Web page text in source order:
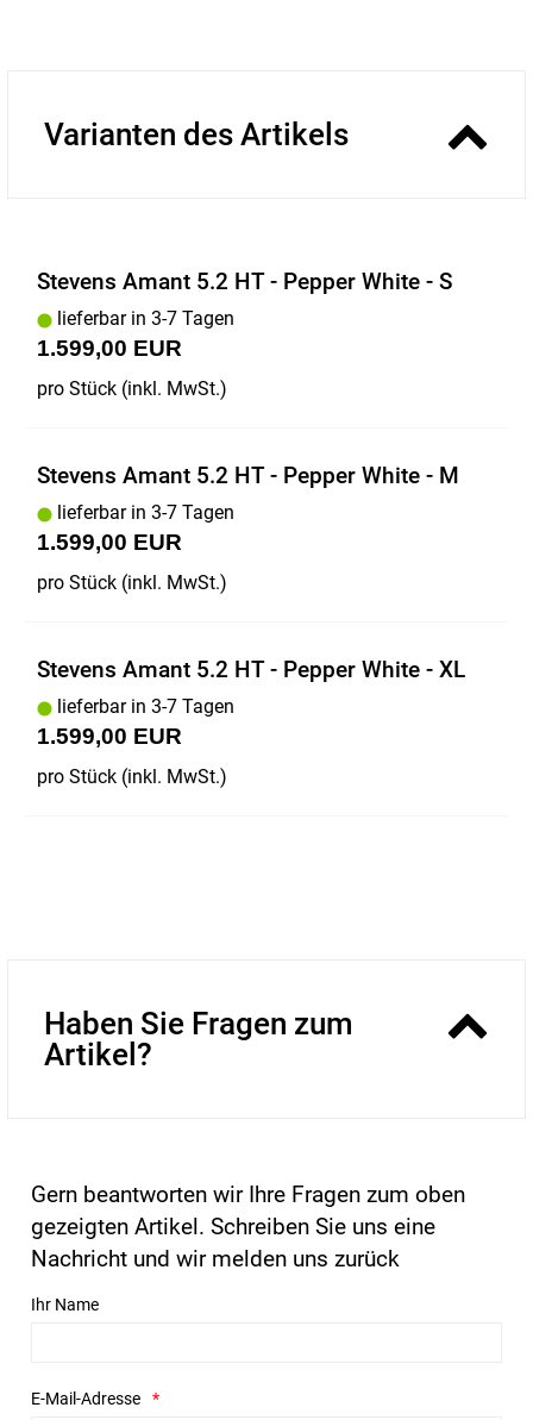
Varianten des Artikels
Stevens Amant 5.2 HT - Pepper White - S
lieferbar in 3-7 Tagen
1.599,00 EUR
pro Stück (inkl. MwSt.)
Stevens Amant 5.2 HT - Pepper White - M
lieferbar in 3-7 Tagen
1.599,00 EUR
pro Stück (inkl. MwSt.)
Stevens Amant 5.2 HT - Pepper White - XL
lieferbar in 3-7 Tagen
1.599,00 EUR
pro Stück (inkl. MwSt.)
Haben Sie Fragen zum
Artikel?
Gern beantworten wir Ihre Fragen zum oben
gezeigten Artikel. Schreiben Sie uns eine
Nachricht und wir melden uns zurück
Ihr Name
E-Mail-Adresse